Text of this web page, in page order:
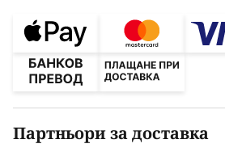
Партньори за доставка